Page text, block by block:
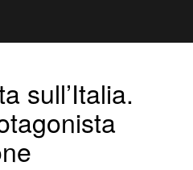
sull’Italia.